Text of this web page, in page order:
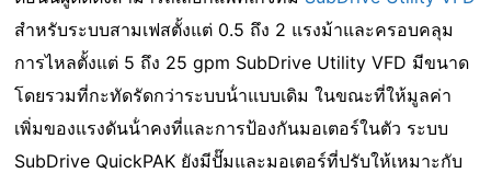
สําหรับระบบสามเฟสตั้งแต่ 0.5 ถึง 2 แรงม้าและครอบคลุม
การไหลตั้งแต่ 5 ถึง 25 gpm SubDrive Utility VFD มีขนาด
โดยรวมที่กะทัดรัดกว่าระบบน้ําแบบเดิม ในขณะที่ให้มูลค่า
เพิ่มของแรงดันน้ําคงที่และการป้องกันมอเตอร์ในตัว ระบบ
SubDrive QuickPAK ยังมีปั๊มและมอเตอร์ที่ปรับให้เหมาะกับ